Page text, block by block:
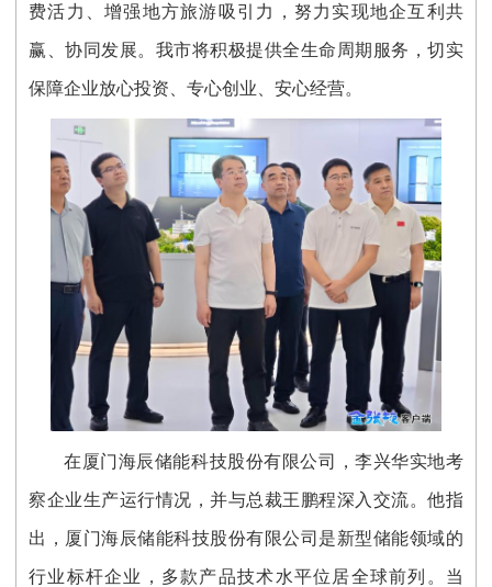
费活力、增强地方旅游吸引力，努力实现地企互利共
赢、协同发展。我市将积极提供全生命周期服务，切实
保障企业放心投资、专心创业、安心经营。
在厦门海辰储能科技股份有限公司，李兴华实地考
察企业生产运行情况，并与总裁王鹏程深入交流。他指
出，厦门海辰储能科技股份有限公司是新型储能领域的
行业标杆企业，多款产品技术水平位居全球前列。当